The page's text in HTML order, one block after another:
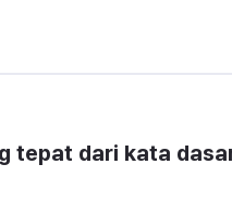
tepat dari kata